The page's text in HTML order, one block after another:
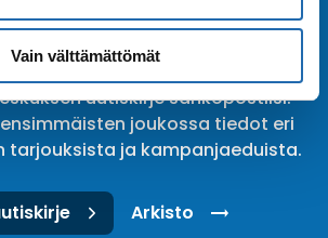
Vain välttämättömät
uutiskirje
uutiskirje sähköpostiisi.
joukossa tiedot eri
tarjouksista ja kampanjaeduista.
Arkisto